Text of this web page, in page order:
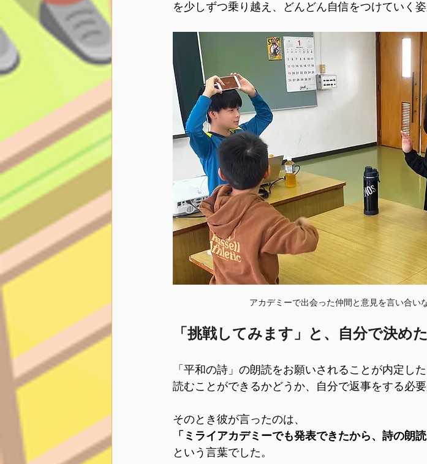
を少しずつ乗り越え、どんどん自信をつけていく
アカデミーで出会った仲間と意見を言い合い
「挑戦してみます」と、自分で決めた
「平和の詩」の朗読をお願いされることが内定し
読むことができるかどうか、自分で返事をする必要
そのとき彼が言ったのは、
「ミライアカデミーでも発表できたから、詩の朗
という言葉でした。